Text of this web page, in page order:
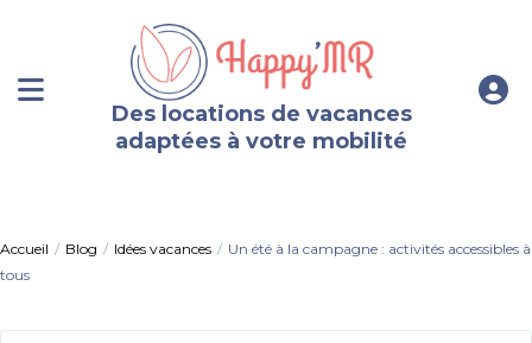
Des locations de vacances
adaptées à votre mobilité
Accueil Blog Idées vacances
Un été à la campagne : activités accessibles à
tous